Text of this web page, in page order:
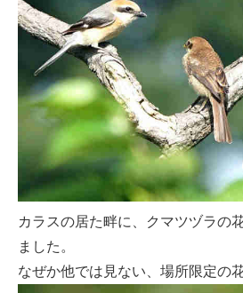
カラスの居た畔に、クマツヅラの
ました。
なぜか他では見ない、場所限定の花